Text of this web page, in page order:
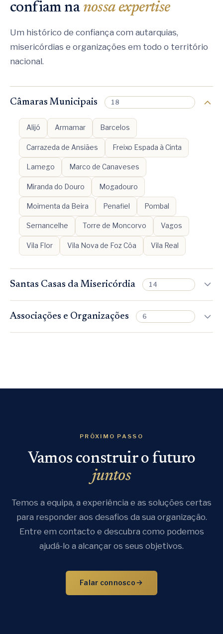
confiam na nossa expertise
Um histórico de confiança com autarquias,
misericórdias e organizações em todo o território
nacional.
Câmaras Municipais 18
Alijó Armamar Barcelos
Carrazeda de Ansiães Freixo Espada à Cinta
Lamego Marco de Canaveses
Miranda do Douro Mogadouro
Moimenta da Beira Penafiel Pombal
Sernancelhe Torre de Moncorvo Vagos
Vila Flor Vila Nova de Foz Côa Vila Real
Santas Casas da Misericórdia 14
Lajes do Pico
Associações e Organizações 6
PRÓXIMO PASSO
Vamos construir o futuro
juntos
Temos a equipa, a experiência e as soluções certas
para responder aos desafios da sua organização.
Entre em contacto e descubra como podemos
ajudá-lo a alcançar os seus objetivos.
Falar connosco